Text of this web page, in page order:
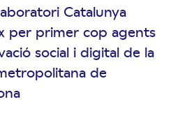
Catalunya
per primer cop agents
social i digital de la
de